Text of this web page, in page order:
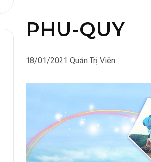
PHU-QUY
18/01/2021 Quản Trị Viên